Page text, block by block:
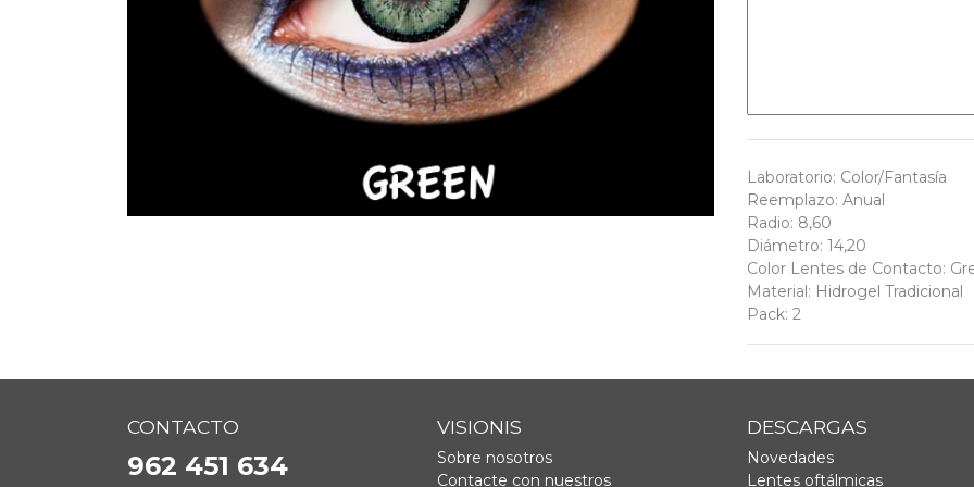
Laboratorio: Color/Fantasía
Reemplazo: Anual
Radio: 8,60
Diámetro: 14,20
Color Lentes de Contacto:
Material: Hidrogel Tradicional
Pack: 2
CONTACTO
962 451 634
VISIONIS
Sobre nosotros
Contacte con nuestros
DESCARGAS
Novedades
Lentes oftálmicas